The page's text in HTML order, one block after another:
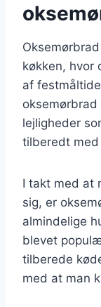
køkken,
af
lejligheder
tilberedt
I takt med at
sig, er
almindelige
blevet
tilberede
med at man